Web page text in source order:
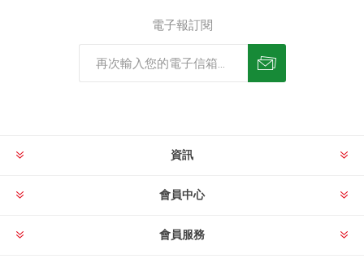
電子報訂閱
資訊
會員中心
會員服務